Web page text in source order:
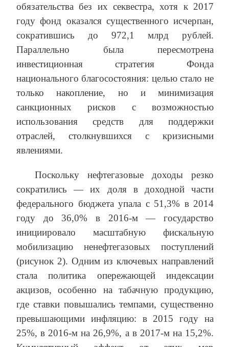
обязательства без их секвестра, хотя к 2017
году фонд оказался существенного исчерпан,
сократившись до 972,1 млрд рублей.
Параллельно была пересмотрена
инвестиционная стратегия Фонда
национального благосостояния: целью стало не
только накопление, но и минимизация
санкционных рисков с возможностью
использования средств для поддержки
отраслей, столкнувшихся с кризисными
явлениями.
Поскольку нефтегазовые доходы резко
сократились — их доля в доходной части
федерального бюджета упала с 51,3% в 2014
году до 36,0% в 2016-м — государство
инициировало масштабную фискальную
мобилизацию ненефтегазовых поступлений
(рисунок 2). Одним из ключевых направлений
стала политика опережающей индексации
акцизов, особенно на табачную продукцию,
где ставки повышались темпами, существенно
превышающими инфляцию: в 2015 году на
25%, в 2016-м на 26,9%, а в 2017-м на 15,2%.